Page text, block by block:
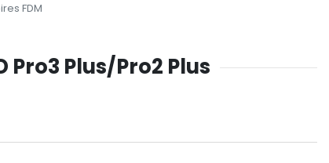
FDM
Plus/Pro2 Plus